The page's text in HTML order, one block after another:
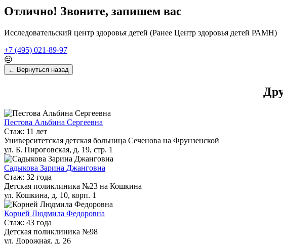
Отлично! Звоните, запишем вас
Исследовательский центр здоровья детей (Ранее Центр здоровья детей РАМН)
+7 (495) 021-89-97
😔
← Вернуться назад
Пестова Альбина Сергеевна
Стаж: 11 лет
Университетская детская больница Сеченова на Фрунзенской
ул. Б. Пироговская, д. 19, стр. 1
Садыкова Зарина Джанговна
Стаж: 32 года
Детская поликлиника №23 на Кошкина
ул. Кошкина, д. 10, корп. 1
Корней Людмила Федоровна
Стаж: 43 года
Детская поликлиника №98
ул. Дорожная, д. 26